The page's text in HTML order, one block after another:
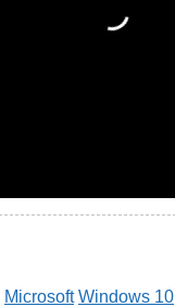
Microsoft Windows 10